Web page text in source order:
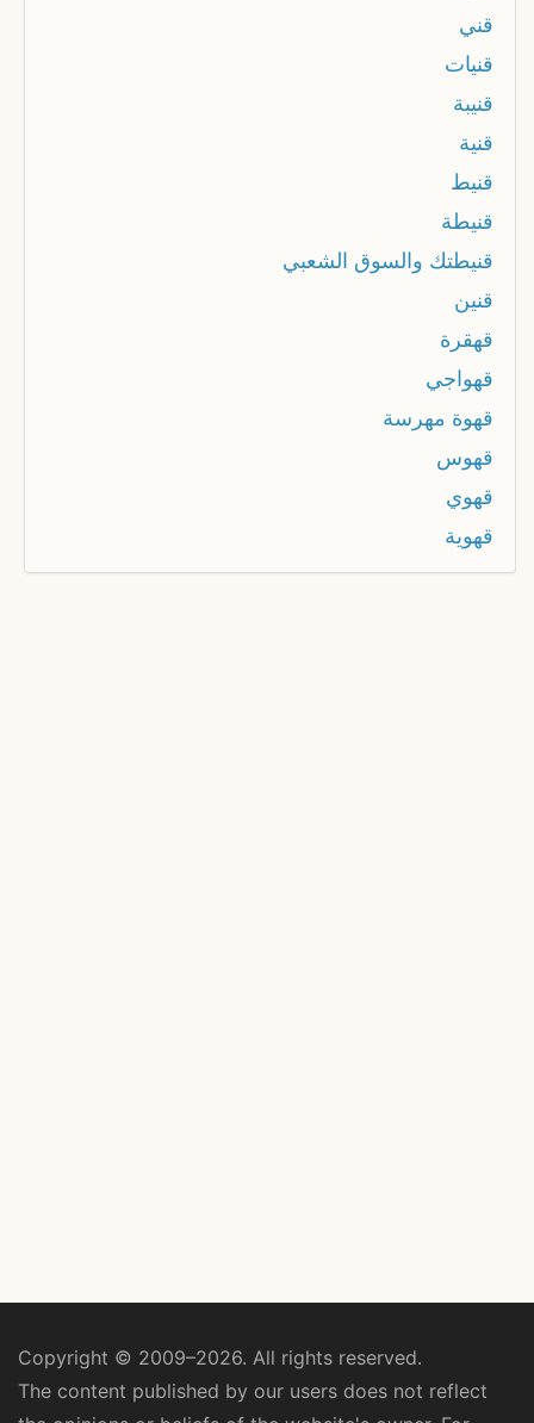
قني
قنيات
قنيبة
قنية
قنيط
قنيطة
قنيطتك والسوق الشعبي
قنين
قهقرة
قهواجي
قهوة مهرسة
قهوس
قهوي
قهوية
Copyright © 2009–2026. All rights reserved.
The content published by our users does not reflect